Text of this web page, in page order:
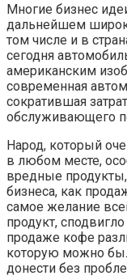
Многие бизнес
дальнейшем
том числе и в
сегодня
американским
современная
сократившая
обслуживающего
Народ, который
в любом месте,
вредные
бизнеса, как
самое желание
продукт,
продаже кофе
которую можно
донести без